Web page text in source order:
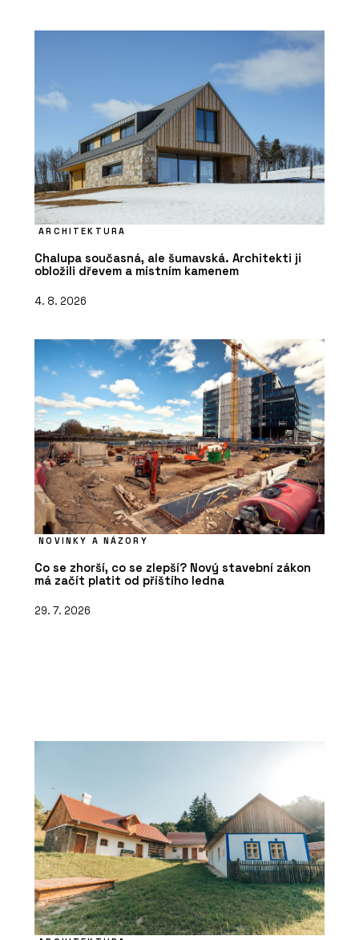
ARCHITEKTURA
Chalupa současná, ale šumavská. Architekti ji
obložili dřevem a místním kamenem
4. 8. 2026
NOVINKY A NÁZORY
Co se zhorší, co se zlepší? Nový stavební zákon
má začít platit od příštího ledna
29. 7. 2026